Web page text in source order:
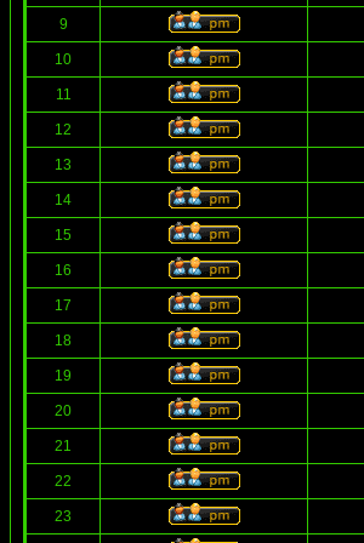
9
10
11
12
13
14
15
16
17
18
19
20
21
22
23